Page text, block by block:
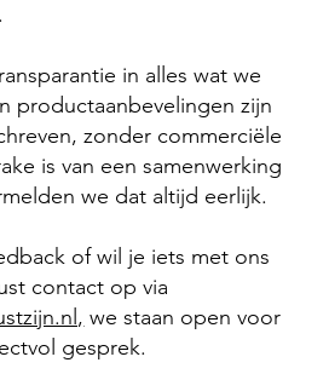
in alles wat we
productaanbevelingen zijn
zonder commerciële
is van een samenwerking
we dat altijd eerlijk.
of wil je iets met ons
contact op via
we staan open voor
gesprek.